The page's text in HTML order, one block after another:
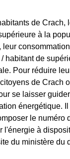
de Crach,
à la
leur
habitant de
Pour réduire
de Crach
se laisser
énergétique.
le numéro
l'énergie à
du ministère du